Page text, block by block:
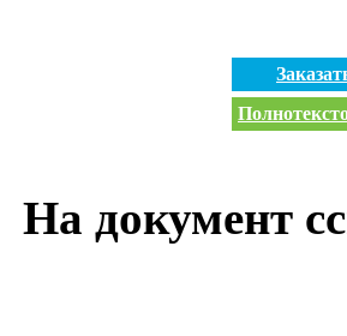
На документ